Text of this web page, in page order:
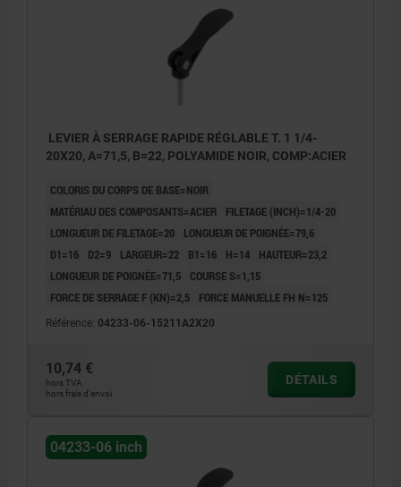
LEVIER À SERRAGE RAPIDE RÉGLABLE T. 1 1/4-
20X20, A=71,5, B=22, POLYAMIDE NOIR, COMP:ACIER
COLORIS DU CORPS DE BASE=NOIR
MATÉRIAU DES COMPOSANTS=ACIER
FILETAGE (INCH)=1/4-20
LONGUEUR DE FILETAGE=20
LONGUEUR DE POIGNÉE=79,6
D1=16
D2=9 LARGEUR=22 B1=16 H=14
HAUTEUR=23,2
LONGUEUR DE POIGNÉE=71,5
COURSE S=1,15
FORCE DE SERRAGE F (KN)=2,5
FORCE MANUELLE FH N=125
Référence: 04233-06-15211A2X20
10,74 €
hors TVA
hors frais d’envoi
DÉTAILS
04233-06 inch